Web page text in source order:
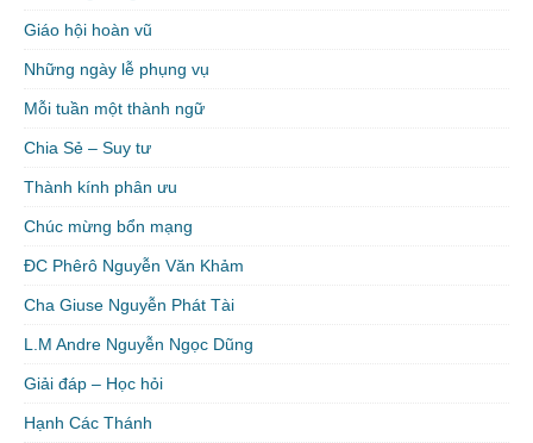
Giáo hội hoàn vũ
Những ngày lễ phụng vụ
Mỗi tuần một thành ngữ
Chia Sẻ – Suy tư
Thành kính phân ưu
Chúc mừng bổn mạng
ĐC Phêrô Nguyễn Văn Khảm
Cha Giuse Nguyễn Phát Tài
L.M Andre Nguyễn Ngọc Dũng
Giải đáp – Học hỏi
Hạnh Các Thánh